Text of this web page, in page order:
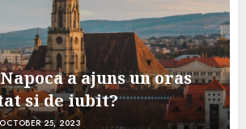
a ajuns un oras
si de iubit?
OCTOBER 25, 2023